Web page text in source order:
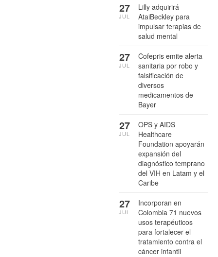
Lilly adquirirá
AtaiBeckley para
impulsar terapias de
salud mental
27
JUL
Cofepris emite alerta
sanitaria por robo y
falsificación de
diversos
medicamentos de
Bayer
27
JUL
OPS y AIDS
Healthcare
Foundation apoyarán
expansión del
diagnóstico temprano
del VIH en Latam y el
Caribe
27
JUL
Incorporan en
Colombia 71 nuevos
usos terapéuticos
para fortalecer el
tratamiento contra el
cáncer infantil
27
JUL